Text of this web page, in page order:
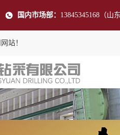
国内市场部： 13845345168（
站！